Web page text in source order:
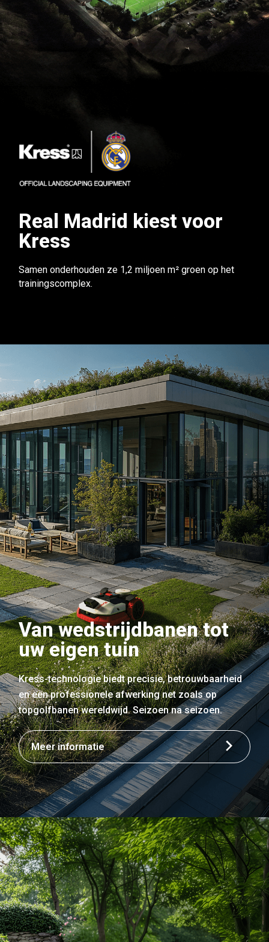
Real Madrid kiest voor
Kress
Samen onderhouden ze 1,2 miljoen m² groen op het
trainingscomplex.
Van wedstrijdbanen tot
uw eigen tuin
Kress-technologie biedt precisie, betrouwbaarheid
en een professionele afwerking net zoals op
topgolfbanen wereldwijd. Seizoen na seizoen.
Meer informatie